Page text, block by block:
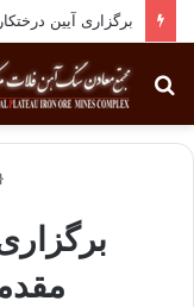
برگزاری آیین درختکاری به یاد
جستجو
برای